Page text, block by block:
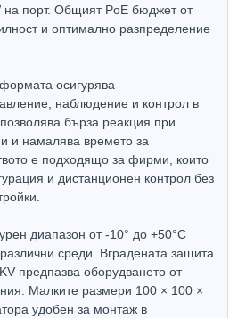
на порт. Общият PoE бюджет от
и оптимално разпределение
осигурява
наблюдение и контрол в
бърза реакция при
и намалява времето за
е подходящо за фирми, които
и дистанционен контрол без
диапазон от -10° до +50°C
среди. Вградената защита
предпазва оборудването от
Малките размери 100 × 100 ×
удобен за монтаж в